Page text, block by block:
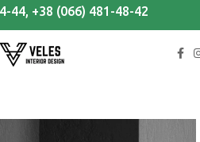
44, +38 (066) 481-48-42